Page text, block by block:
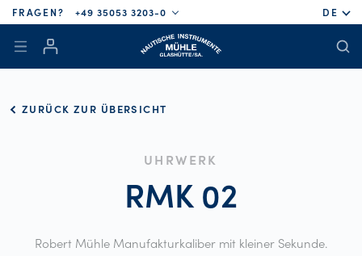
FRAGEN? +49 35053 3203-0 DE
ZURÜCK ZUR ÜBERSICHT
UHRWERK
RMK02
Robert Mühle Manufakturkaliber mit kleiner Sekunde.